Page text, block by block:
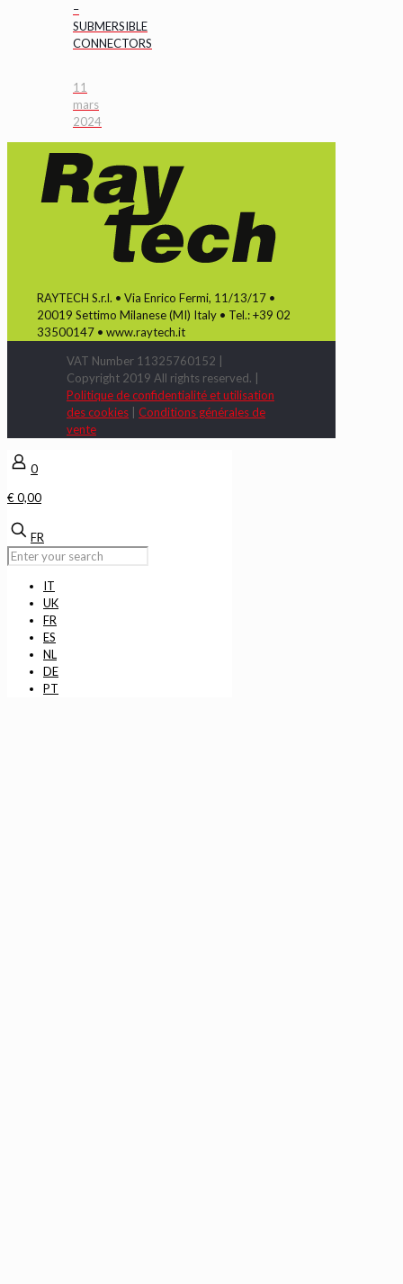
–
SUBMERSIBLE
CONNECTORS
11
mars
2024
RAYTECH S.r.l. • Via Enrico Fermi, 11/13/17 •
20019 Settimo Milanese (MI) Italy • Tel.: +39 02
33500147 • www.raytech.it
VAT Number 11325760152 |
Copyright 2019 All rights reserved. |
Politique de confidentialité et utilisation
des cookies
Conditions générales de
vente
0
€ 0,00
FR
IT
UK
FR
ES
NL
DE
PT